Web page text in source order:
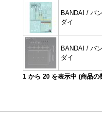
BANDAI / バ
ダイ
BANDAI / バ
ダイ
1 から 20 を表示中 (商品